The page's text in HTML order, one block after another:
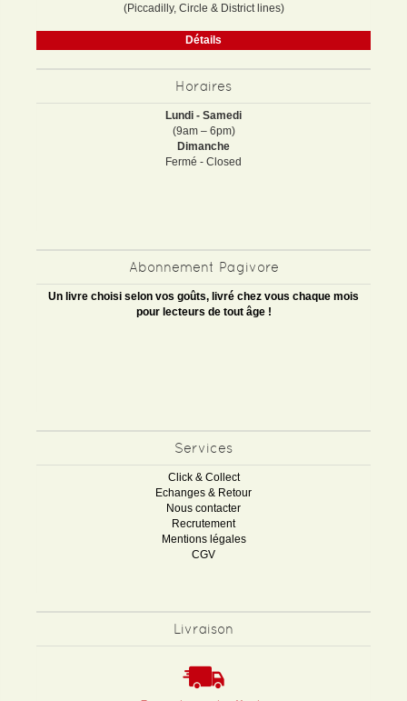
(Piccadilly, Circle & District lines)
Détails
Horaires
Lundi - Samedi
(9am – 6pm)
Dimanche
Fermé - Closed
Abonnement Pagivore
Un livre choisi selon vos goûts, livré chez vous chaque mois
pour lecteurs de tout âge !
Services
Click & Collect
Echanges & Retour
Nous contacter
Recrutement
Mentions légales
CGV
Livraison